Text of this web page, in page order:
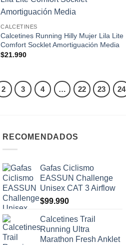
CALCETINES
Calcetines Running Hilly Mujer Lila Lite
Comfort Socklet Amortiguación Media
$21.990
2 3 4 … 22 23 24
RECOMENDADOS
Gafas Ciclismo
EASSUN Challenge
Unisex CAT 3 Airflow
$99.990
Calcetines Trail
Running Ultra
Marathon Fresh Anklet